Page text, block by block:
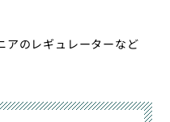
アのレギュレーターなど